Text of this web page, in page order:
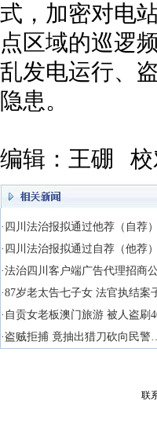
式，加密对电
点区域的巡逻
乱发电运行、
隐患。
编辑：王硼
·四川法治报拟通过他荐（自荐
·四川法治报拟通过自荐（他荐
·法治四川客户端广告代理招商
·87岁老太告七子女 法官执结案
·自贡女老板澳门旅游 被人盗刷
·盗贼拒捕 竟抽出猎刀砍向民
联